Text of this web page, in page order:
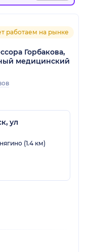
работаем на рынке
Горбакова,
медицинский
ул
(1.4 км)